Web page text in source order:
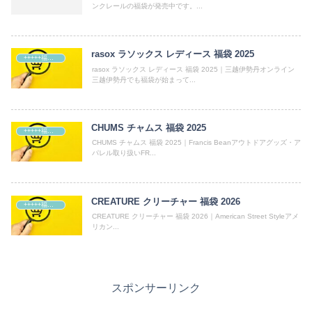
ンクレールの福袋が発売中です。...
rasox ラソックス レディース 福袋 2025
rasox ラソックス レディース 福袋 2025｜三越伊勢丹オンライン
三越伊勢丹でも福袋が始まって...
+++++福袋++++++ CHUMS チャムス 福袋 2025
CHUMS チャムス 福袋 2025｜Francis Beanアウトドアグッズ・ア
パレル取り扱いFR...
+++++福袋++++++ CREATURE クリーチャー 福袋 2026
CREATURE クリーチャー 福袋 2026｜American Street Styleアメ
リカン...
スポンサーリンク